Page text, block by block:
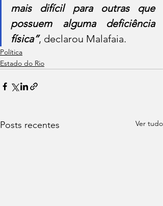
mais difícil para outras que
possuem alguma deficiência
física”, declarou Malafaia.
Política
Estado do Rio
Posts recentes Ver tudo